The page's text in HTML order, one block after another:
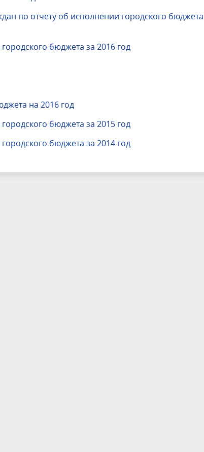
по отчету об исполнении городского бюджета
бюджета за 2016 год
на 2016 год
бюджета за 2015 год
бюджета за 2014 год